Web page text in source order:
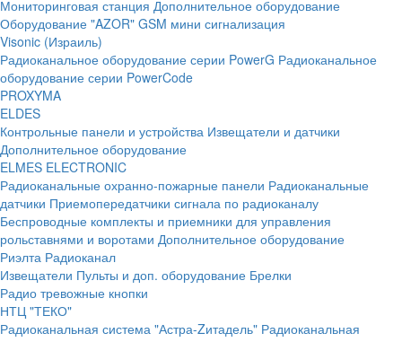
Мониторинговая станция Дополнительное оборудование
Оборудование "AZOR" GSM мини сигнализация
Visonic (Израиль)
Радиоканальное оборудование серии PowerG Радиоканальное
оборудование серии PowerCode
PROXYMA
ELDES
Контрольные панели и устройства Извещатели и датчики
Дополнительное оборудование
ELMES ELECTRONIC
Радиоканальные охранно-пожарные панели Радиоканальные
датчики Приемопередатчики сигнала по радиоканалу
Беспроводные комплекты и приемники для управления
рольставнями и воротами Дополнительное оборудование
Риэлта Радиоканал
Извещатели Пульты и доп. оборудование Брелки
Радио тревожные кнопки
НТЦ "ТЕКО"
Радиоканальная система "Астра-Zитадель" Радиоканальная